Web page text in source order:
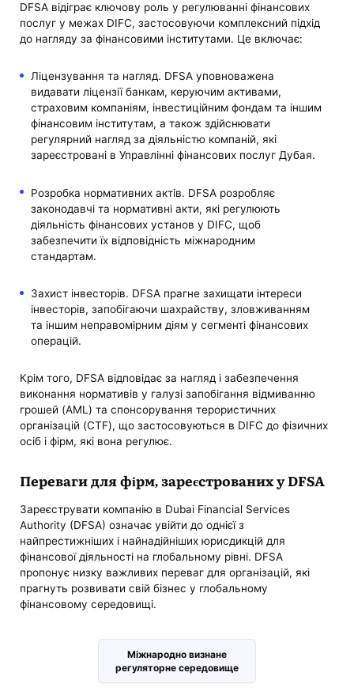
DFSA відіграє ключову роль у регулюванні фінансових
послуг у межах DIFC, застосовуючи комплексний підхід
до нагляду за фінансовими інститутами. Це включає:
Ліцензування та нагляд. DFSA уповноважена
видавати ліцензії банкам, керуючим активами,
страховим компаніям, інвестиційним фондам та іншим
фінансовим інститутам, а також здійснювати
регулярний нагляд за діяльністю компаній, які
зареєстровані в Управлінні фінансових послуг Дубая.
Розробка нормативних актів. DFSA розробляє
законодавчі та нормативні акти, які регулюють
діяльність фінансових установ у DIFC, щоб
забезпечити їх відповідність міжнародним
стандартам.
Захист інвесторів. DFSA прагне захищати інтереси
інвесторів, запобігаючи шахрайству, зловживанням
та іншим неправомірним діям у сегменті фінансових
операцій.
Крім того, DFSA відповідає за нагляд і забезпечення
виконання нормативів у галузі запобігання відмиванню
грошей (AML) та спонсорування терористичних
організацій (CTF), що застосовуються в DIFC до фізичних
осіб і фірм, які вона регулює.
Переваги для фірм, зареєстрованих у DFSA
Зареєструвати компанію в Dubai Financial Services
Authority (DFSA) означає увійти до однієї з
найпрестижніших і найнадійніших юрисдикцій для
фінансової діяльності на глобальному рівні. DFSA
пропонує низку важливих переваг для організацій, які
прагнуть розвивати свій бізнес у глобальному
фінансовому середовищі.
Міжнародно визнане
регуляторне середовище